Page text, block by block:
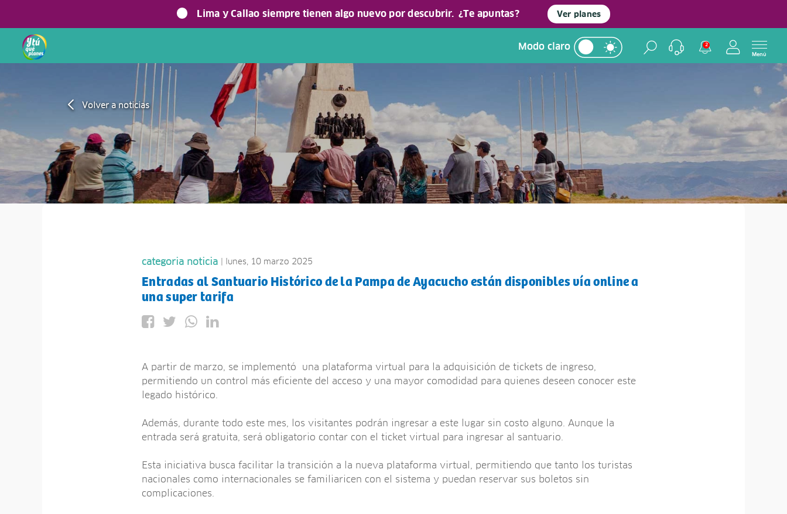
Lima y Callao siempre tienen algo nuevo por descubrir. ¿Te apuntas? Ver planes
Modo claro 2
Menú
Volver a noticias
categoria noticia | lunes, 10 marzo 2025
Entradas al Santuario Histórico de la Pampa de Ayacucho están disponibles vía online a
una super tarifa
A partir de marzo, se implementó una plataforma virtual para la adquisición de tickets de ingreso,
permitiendo un control más eficiente del acceso y una mayor comodidad para quienes deseen conocer este
legado histórico.
Además, durante todo este mes, los visitantes podrán ingresar a este lugar sin costo alguno. Aunque la
entrada será gratuita, será obligatorio contar con el ticket virtual para ingresar al santuario.
Esta iniciativa busca facilitar la transición a la nueva plataforma virtual, permitiendo que tanto los turistas
nacionales como internacionales se familiaricen con el sistema y puedan reservar sus boletos sin
complicaciones.